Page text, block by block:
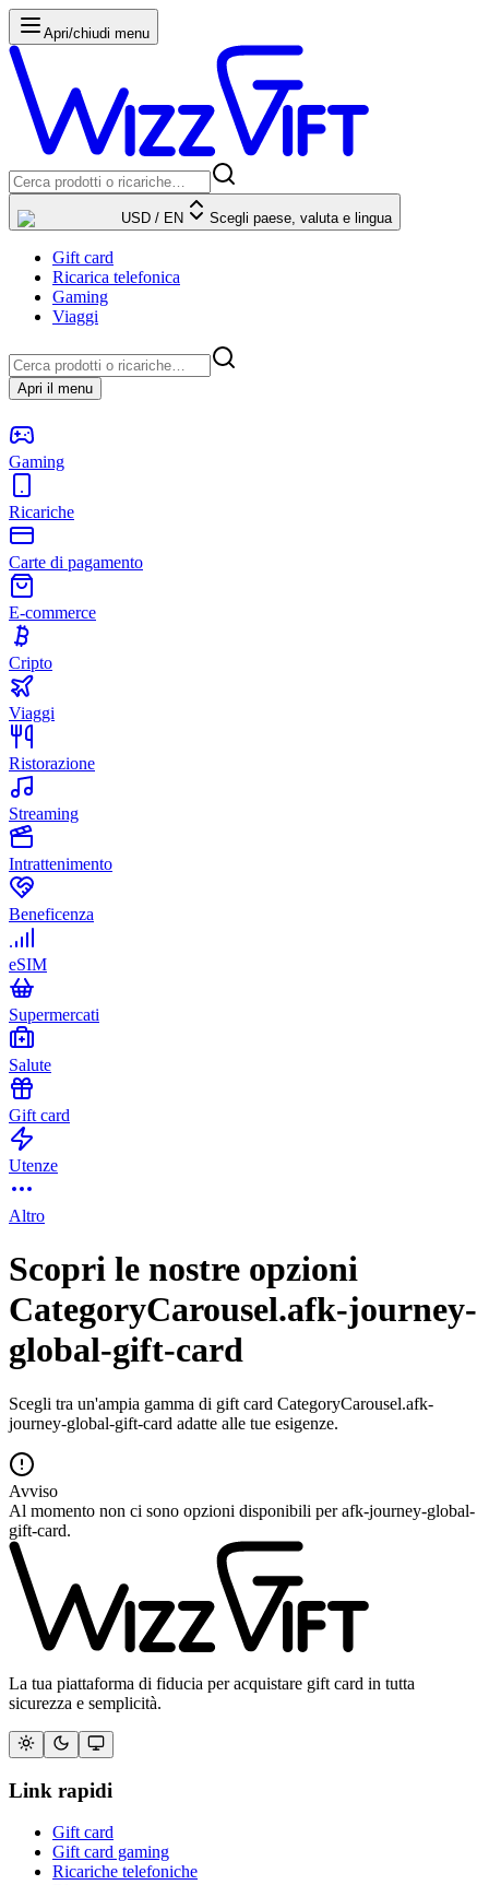
Apri/chiudi menu
USD / EN Scegli paese, valuta e lingua
Gift card
Ricarica telefonica
Gaming
Viaggi
Apri il menu
Gaming
Ricariche
Carte di pagamento
E-commerce
Cripto
Viaggi
Ristorazione
Streaming
Intrattenimento
Beneficenza
eSIM
Supermercati
Salute
Gift card
Utenze
Altro
Scopri le nostre opzioni
CategoryCarousel.afk-journey-
global-gift-card
Scegli tra un'ampia gamma di gift card CategoryCarousel.afk-
journey-global-gift-card adatte alle tue esigenze.
Avviso
Al momento non ci sono opzioni disponibili per afk-journey-global-
gift-card.
La tua piattaforma di fiducia per acquistare gift card in tutta
sicurezza e semplicità.
Link rapidi
Gift card
Gift card gaming
Ricariche telefoniche